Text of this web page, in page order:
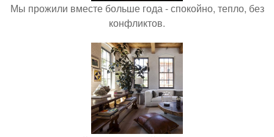
Мы прожили вместе больше года - спокойно, тепло, без
конфликтов.